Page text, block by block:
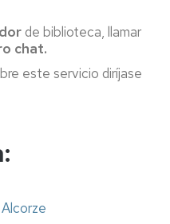
de biblioteca, llamar
chat.
este servicio diríjase